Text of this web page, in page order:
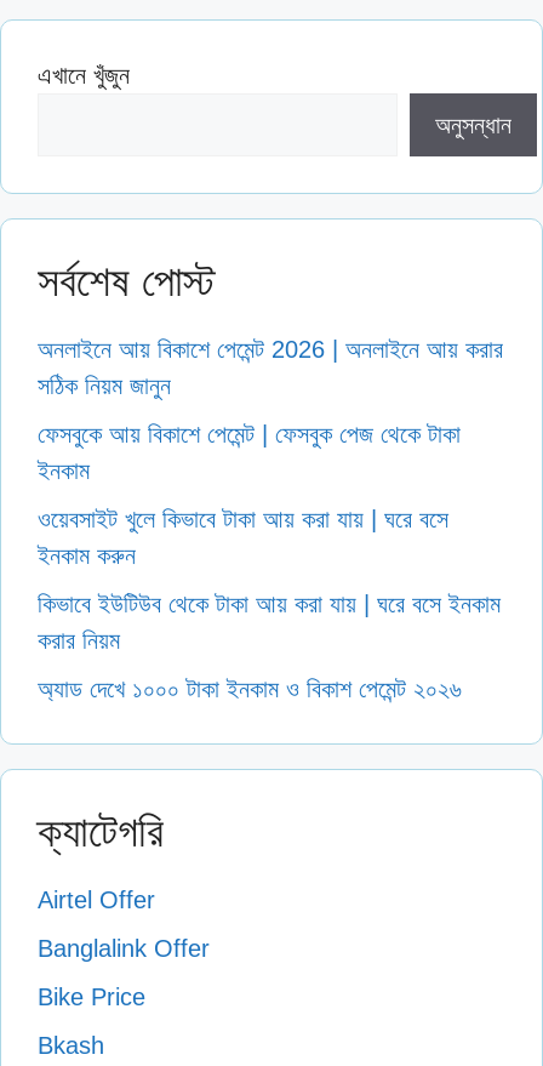
এখানে খুঁজুন
অনুসন্ধান
সর্বশেষ পোস্ট
অনলাইনে আয় বিকাশে পেমেন্ট 2026 | অনলাইনে আয় করার
সঠিক নিয়ম জানুন
ফেসবুকে আয় বিকাশে পেমেন্ট | ফেসবুক পেজ থেকে টাকা
ইনকাম
ওয়েবসাইট খুলে কিভাবে টাকা আয় করা যায় | ঘরে বসে
ইনকাম করুন
কিভাবে ইউটিউব থেকে টাকা আয় করা যায় | ঘরে বসে ইনকাম
করার নিয়ম
অ্যাড দেখে ১০০০ টাকা ইনকাম ও বিকাশ পেমেন্ট ২০২৬
ক্যাটেগরি
Airtel Offer
Banglalink Offer
Bike Price
Bkash